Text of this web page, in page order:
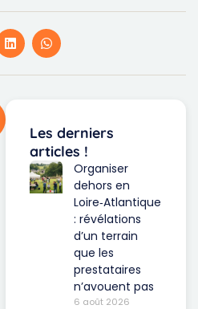
Les derniers
articles !
Organiser
dehors en
Loire‑Atlantique
: révélations
d’un terrain
que les
prestataires
n’avouent pas
6 août 2026